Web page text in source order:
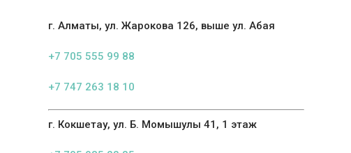
г. Алматы, ул. Жарокова 126, выше ул. Абая
+7 705 555 99 88
+7 747 263 18 10
г. Кокшетау, ул. Б. Момышулы 41, 1 этаж